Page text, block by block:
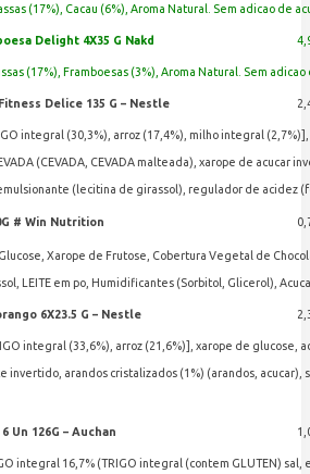
(17%), Cacau (6%), Aroma Natural. Sem adicao de
Delight 4X35 G Nakd
(17%), Framboesas (3%), Aroma Natural. Sem
Delice 135 G – Nestle
integral (30,3%), arroz (17,4%), milho integral
(CEVADA, CEVADA malteada), xarope de
(lecitina de girassol), regulador de acidez
# Win Nutrition
Xarope de Frutose, Cobertura Vegetal de
LEITE em po, Humidificantes (Sorbitol, Glicerol),
6X23.5 G – Nestle
integral (33,6%), arroz (21,6%)], xarope de
invertido, arandos cristalizados (1%) (arandos,
Un 126G – Auchan
integral 16,7% (TRIGO integral (contem GLUTEN)